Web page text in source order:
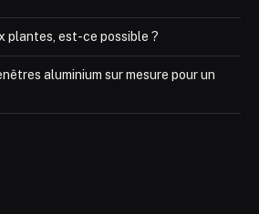
plantes, est-ce possible ?
aluminium sur mesure pour un